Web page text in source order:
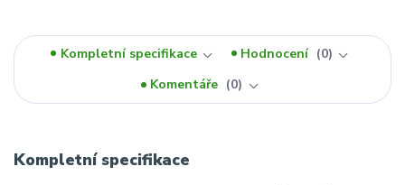
Kompletní specifikace Hodnocení
0
Komentáře
0
Kompletní specifikace